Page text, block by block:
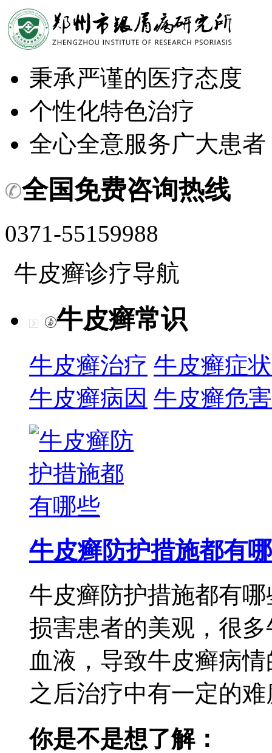
秉承严谨的医疗态度
个性化特色治疗
全心全意服务广大患者
全国免费咨询热线
0371-55159988
牛皮癣诊疗导航
牛皮癣常识
牛皮癣治疗 牛皮癣症状
牛皮癣病因 牛皮癣危害
牛皮癣防护措施都有哪
牛皮癣防护措施都有
损害患者的美观，很
血液，导致牛皮癣病
之后治疗中有一定的
你是不是想了解：